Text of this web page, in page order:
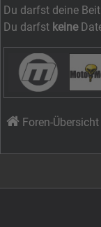
Du darfst deine
Du darfst keine
Foren-Übersicht